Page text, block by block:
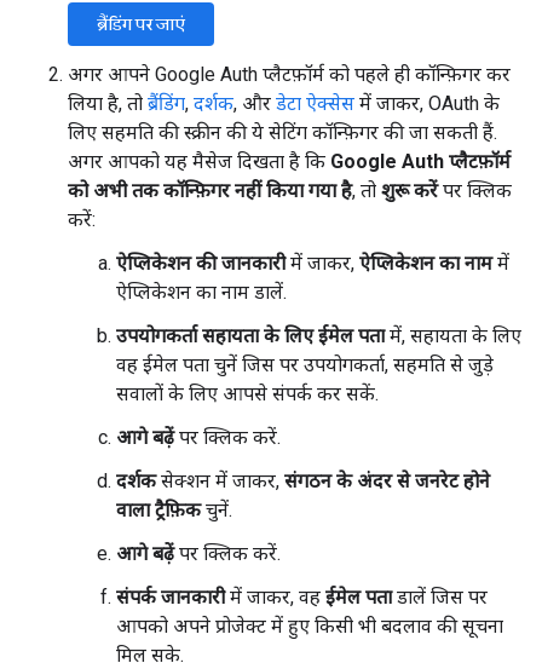
ब्रैंडिंग पर जाएं
अगर आपने Google Auth प्लैटफ़ॉर्म को पहले ही कॉन्फ़िगर कर
लिया है, तो ब्रैंडिंग, दर्शक, और डेटा ऐक्सेस में जाकर, OAuth के
लिए सहमति की स्क्रीन की ये सेटिंग कॉन्फ़िगर की जा सकती हैं.
अगर आपको यह मैसेज दिखता है कि Google Auth प्लैटफ़ॉर्म
को अभी तक कॉन्फ़िगर नहीं किया गया है, तो शुरू करेंपर क्लिक
करें:
ऐप्लिकेशन की जानकारीमें जाकर, ऐप्लिकेशन का नाममें
ऐप्लिकेशन का नाम डालें.
उपयोगकर्ता सहायता के लिए ईमेल पतामें, सहायता के लिए
वह ईमेल पता चुनें जिस पर उपयोगकर्ता, सहमति से जुड़े
सवालों के लिए आपसे संपर्क कर सकें.
आगे बढ़ेंपर क्लिक करें.
दर्शकसेक्शन में जाकर, संगठन के अंदर से जनरेट होने
वाला ट्रैफ़िकचुनें.
आगे बढ़ेंपर क्लिक करें.
संपर्क जानकारीमें जाकर, वह ईमेल पताडालें जिस पर
आपको अपने प्रोजेक्ट में हुए किसी भी बदलाव की सूचना
मिल सके.